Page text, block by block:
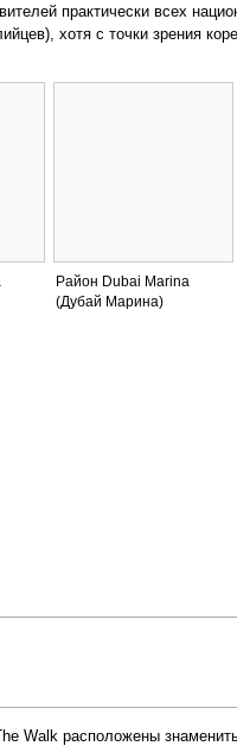
практически всех
хотя с точки зрения
Район Dubai Marina
(Дубай Марина)
Walk расположены